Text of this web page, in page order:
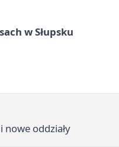
w Słupsku
nowe oddziały